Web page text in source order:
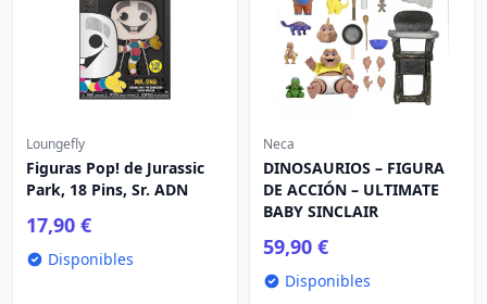
Loungefly
Figuras Pop! de Jurassic
Park, 18 Pins, Sr. ADN
17,90 €
Disponibles
Neca
DINOSAURIOS – FIGURA
DE ACCIÓN – ULTIMATE
BABY SINCLAIR
59,90 €
Disponibles